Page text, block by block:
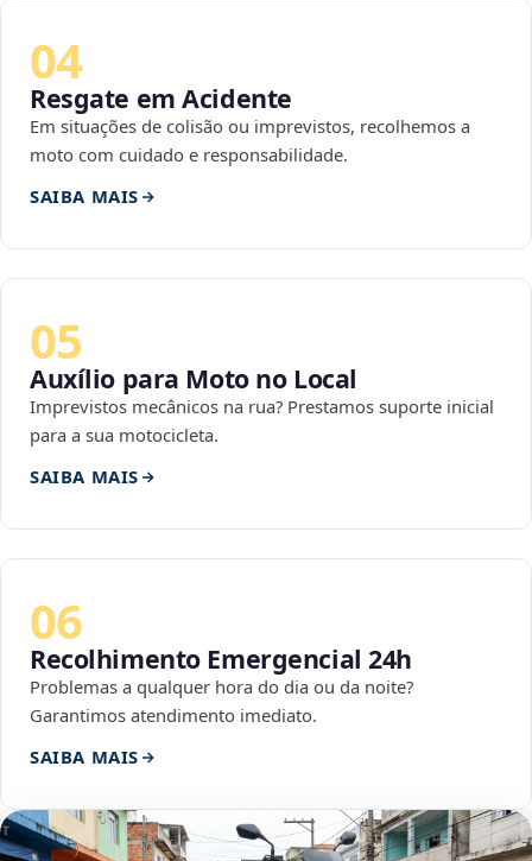
04
Resgate em Acidente
Em situações de colisão ou imprevistos, recolhemos a
moto com cuidado e responsabilidade.
SAIBA MAIS
05
Auxílio para Moto no Local
Imprevistos mecânicos na rua? Prestamos suporte inicial
para a sua motocicleta.
SAIBA MAIS
06
Recolhimento Emergencial 24h
Problemas a qualquer hora do dia ou da noite?
Garantimos atendimento imediato.
SAIBA MAIS